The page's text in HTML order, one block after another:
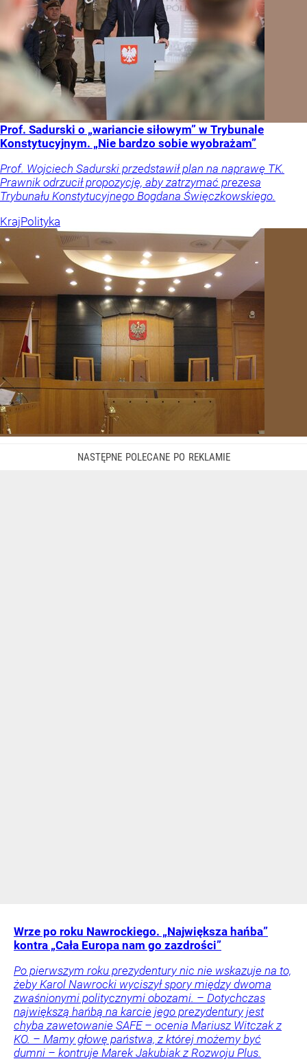
Prof. Sadurski o „wariancie siłowym” w Trybunale
Konstytucyjnym. „Nie bardzo sobie wyobrażam”
Prof. Wojciech Sadurski przedstawił plan na naprawę TK.
Prawnik odrzucił propozycję, aby zatrzymać prezesa
Trybunału Konstytucyjnego Bogdana Święczkowskiego.
KrajPolityka
Wrze po roku Nawrockiego. „Największa hańba”
kontra „Cała Europa nam go zazdrości”
Po pierwszym roku prezydentury nic nie wskazuje na to,
żeby Karol Nawrocki wyciszył spory między dwoma
zwaśnionymi politycznymi obozami. – Dotychczas
największą hańbą na karcie jego prezydentury jest
chyba zawetowanie SAFE – ocenia Mariusz Witczak z
KO. – Mamy głowę państwa, z której możemy być
dumni – kontruje Marek Jakubiak z Rozwoju Plus.